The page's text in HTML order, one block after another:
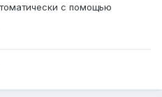
с помощью